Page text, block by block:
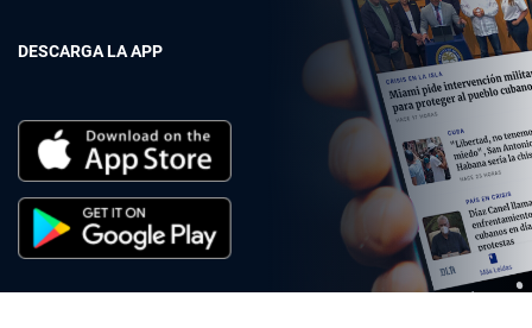
DESCARGA LA APP